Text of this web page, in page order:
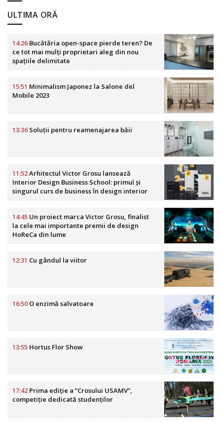
ULTIMA ORĂ
14:26Bucătăria open-space pierde teren? De
ce tot mai mulți proprietari aleg din nou
spațiile delimitate
15:51 Minimalism Japonez la Salone del
Mobile 2023
13:36Soluții pentru reamenajarea băii
11:52Arhitectul Victor Grosu lansează
Interior Design Business School: primul și
singurul curs de business în design interior
din România
14:45 Un proiect marca Victor Grosu, finalist
la cele mai importante premii de design
HoReCa din lume
12:31 Cu gândul la viitor
16:50O enzimă salvatoare
13:55 Hortus Flor Show
17:42 Prima ediție a ”Crosului USAMV”,
competiție dedicată studenților